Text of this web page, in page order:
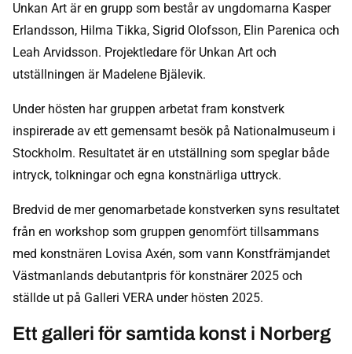
Unkan Art är en grupp som består av ungdomarna Kasper
Erlandsson, Hilma Tikka, Sigrid Olofsson, Elin Parenica och
Leah Arvidsson. Projektledare för Unkan Art och
utställningen är Madelene Bjälevik.
Under hösten har gruppen arbetat fram konstverk
inspirerade av ett gemensamt besök på Nationalmuseum i
Stockholm. Resultatet är en utställning som speglar både
intryck, tolkningar och egna konstnärliga uttryck.
Bredvid de mer genomarbetade konstverken syns resultatet
från en workshop som gruppen genomfört tillsammans
med konstnären Lovisa Axén, som vann Konstfrämjandet
Västmanlands debutantpris för konstnärer 2025 och
ställde ut på Galleri VERA under hösten 2025.
Ett galleri för samtida konst i Norberg